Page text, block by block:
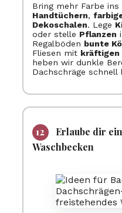
Bring mehr Farbe
Handtüchern,
Dekoschalen. Lege
oder stelle Pflanzen
Regalböden bunte
Fliesen mit kräftigen
heben wir dunkle
Dachschräge schnell
Erlaube dir
Waschbecken